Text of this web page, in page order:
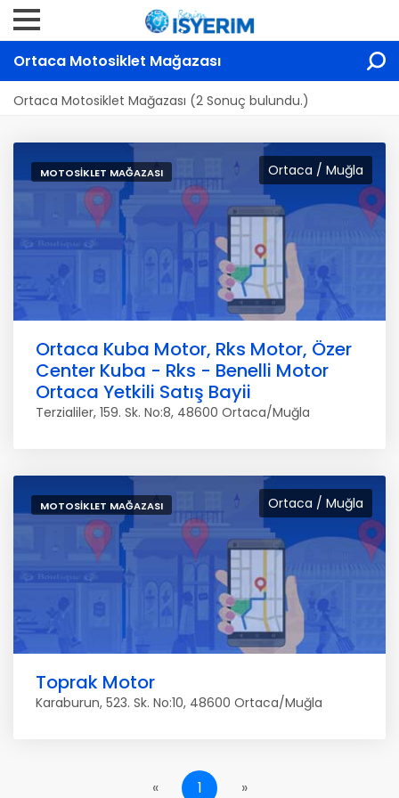
Ortaca Motosiklet Mağazası
Ortaca Motosiklet Mağazası (2 Sonuç bulundu.)
Ortaca / Muğla
MOTOSIKLET MAĞAZASI
Ortaca Kuba Motor, Rks Motor, Özer
Center Kuba - Rks - Benelli Motor
Ortaca Yetkili Satış Bayii
Terzialiler, 159. Sk. No:8, 48600 Ortaca/Muğla
Ortaca / Muğla
MOTOSIKLET MAĞAZASI
Toprak Motor
Karaburun, 523. Sk. No:10, 48600 Ortaca/Muğla
« 1 »